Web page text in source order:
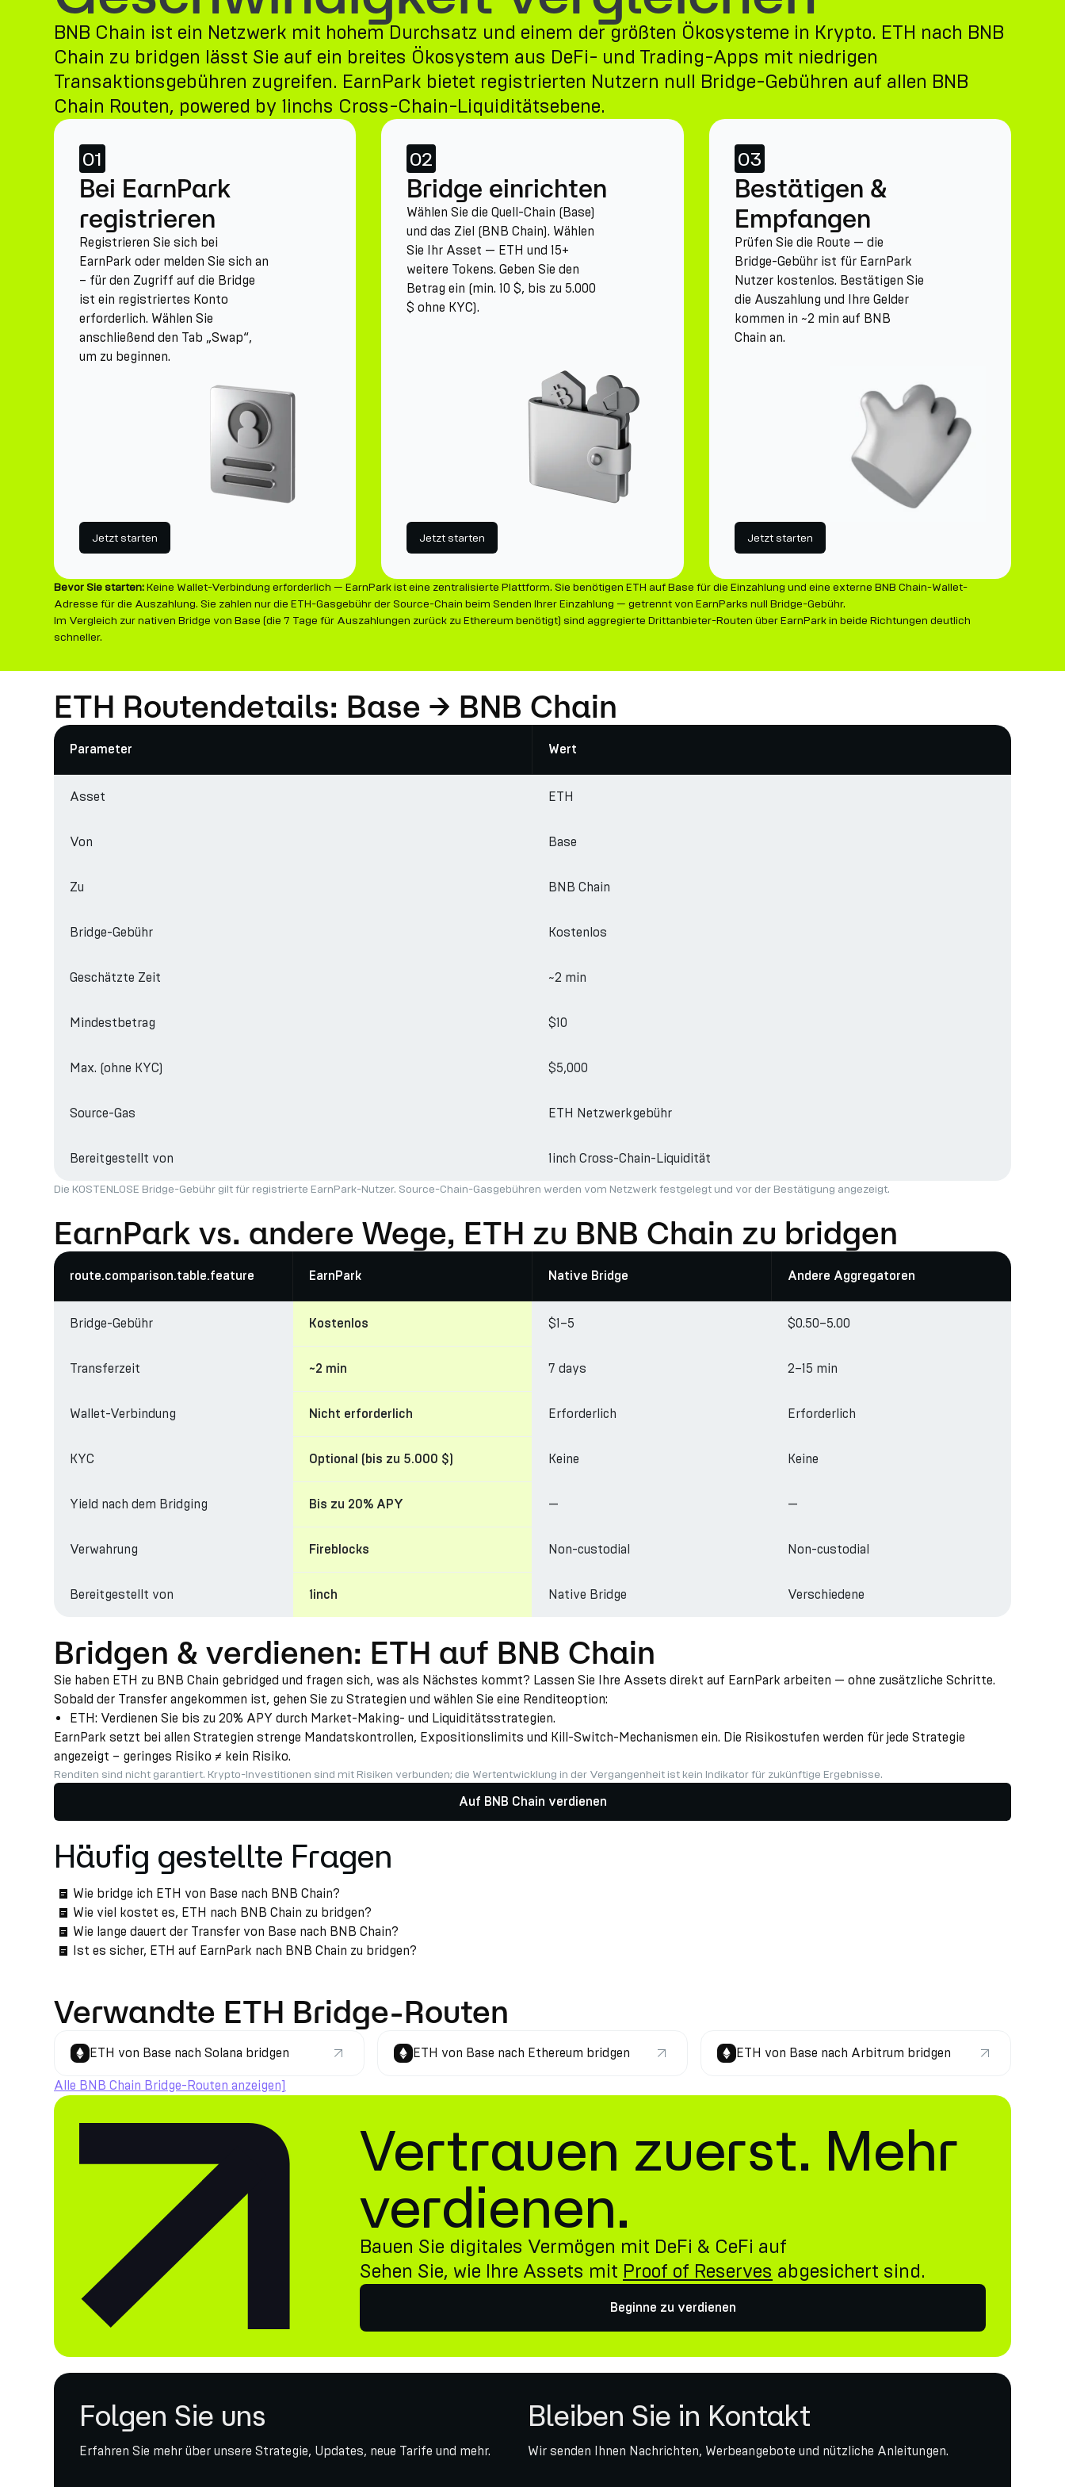
BNB Chain ist ein Netzwerk mit hohem Durchsatz und einem der größten Ökosysteme in Krypto. ETH nach BNB
Chain zu bridgen lässt Sie auf ein breites Ökosystem aus DeFi- und Trading-Apps mit niedrigen
Transaktionsgebühren zugreifen. EarnPark bietet registrierten Nutzern null Bridge-Gebühren auf allen BNB
Chain Routen, powered by 1inchs Cross-Chain-Liquiditätsebene.
01
Bei EarnPark
registrieren
Registrieren Sie sich bei
EarnPark oder melden Sie sich an
– für den Zugriff auf die Bridge
ist ein registriertes Konto
erforderlich. Wählen Sie
anschließend den Tab „Swap“,
um zu beginnen.
Jetzt starten
02
Bridge einrichten
Wählen Sie die Quell-Chain (Base)
und das Ziel (BNB Chain). Wählen
Sie Ihr Asset — ETH und 15+
weitere Tokens. Geben Sie den
Betrag ein (min. 10 $, bis zu 5.000
$ ohne KYC).
Jetzt starten
03
Bestätigen &
Empfangen
Prüfen Sie die Route — die
Bridge-Gebühr ist für EarnPark
Nutzer kostenlos. Bestätigen Sie
die Auszahlung und Ihre Gelder
kommen in ~2 min auf BNB
Chain an.
Jetzt starten
Bevor Sie starten:Keine Wallet-Verbindung erforderlich — EarnPark ist eine zentralisierte Plattform. Sie benötigen ETH auf Base für die Einzahlung und eine externe BNB Chain-Wallet-
Adresse für die Auszahlung. Sie zahlen nur die ETH-Gasgebühr der Source-Chain beim Senden Ihrer Einzahlung — getrennt von EarnParks null Bridge-Gebühr.
Im Vergleich zur nativen Bridge von Base (die 7 Tage für Auszahlungen zurück zu Ethereum benötigt) sind aggregierte Drittanbieter-Routen über EarnPark in beide Richtungen deutlich
schneller.
ETH Routendetails: Base → BNB Chain
Parameter Wert
Asset ETH
Von Base
Zu BNB Chain
Bridge-Gebühr Kostenlos
Geschätzte Zeit ~2 min
Mindestbetrag $10
Max. (ohne KYC) $5,000
Source-Gas ETH Netzwerkgebühr
Bereitgestellt von 1inch Cross-Chain-Liquidität
Die KOSTENLOSE Bridge-Gebühr gilt für registrierte EarnPark-Nutzer. Source-Chain-Gasgebühren werden vom Netzwerk festgelegt und vor der Bestätigung angezeigt.
EarnPark vs. andere Wege, ETH zu BNB Chain zu bridgen
route.comparison.table.feature EarnPark Native Bridge Andere Aggregatoren
Bridge-Gebühr Kostenlos $1–5 $0.50–5.00
Transferzeit ~2 min 7 days 2–15 min
Wallet-Verbindung Nicht erforderlich Erforderlich Erforderlich
KYC Optional (bis zu 5.000 $) Keine Keine
Yield nach dem Bridging Bis zu 20% APY — —
Verwahrung Fireblocks Non-custodial Non-custodial
Bereitgestellt von 1inch Native Bridge Verschiedene
Bridgen & verdienen: ETH auf BNB Chain
Sie haben ETH zu BNB Chain gebridged und fragen sich, was als Nächstes kommt? Lassen Sie Ihre Assets direkt auf EarnPark arbeiten — ohne zusätzliche Schritte.
Sobald der Transfer angekommen ist, gehen Sie zu Strategien und wählen Sie eine Renditeoption:
ETH: Verdienen Sie bis zu 20% APY durch Market-Making- und Liquiditätsstrategien.
EarnPark setzt bei allen Strategien strenge Mandatskontrollen, Expositionslimits und Kill-Switch-Mechanismen ein. Die Risikostufen werden für jede Strategie
angezeigt – geringes Risiko ≠ kein Risiko.
Renditen sind nicht garantiert. Krypto-Investitionen sind mit Risiken verbunden; die Wertentwicklung in der Vergangenheit ist kein Indikator für zukünftige Ergebnisse.
Auf BNB Chain verdienen
Häufig gestellte Fragen
Wie bridge ich ETH von Base nach BNB Chain?
Wie viel kostet es, ETH nach BNB Chain zu bridgen?
Wie lange dauert der Transfer von Base nach BNB Chain?
Ist es sicher, ETH auf EarnPark nach BNB Chain zu bridgen?
Verwandte ETH Bridge-Routen
ETH von Base nach Solana bridgen ETH von Base nach Ethereum bridgen ETH von Base nach Arbitrum bridgen
Alle BNB Chain Bridge-Routen anzeigen]
Vertrauen zuerst. Mehr
verdienen.
Bauen Sie digitales Vermögen mit DeFi & CeFi auf
Sehen Sie, wie Ihre Assets mit Proof of Reserves abgesichert sind.
Beginne zu verdienen
Folgen Sie uns
Erfahren Sie mehr über unsere Strategie, Updates, neue Tarife und mehr.
Bleiben Sie in Kontakt
Wir senden Ihnen Nachrichten, Werbeangebote und nützliche Anleitungen.